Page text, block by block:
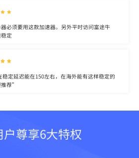
必须要用这款加速器。另外平时访问富途牛
定
定延迟能在150左右，在海外能有这样稳定的
荐”
户尊享6大特权